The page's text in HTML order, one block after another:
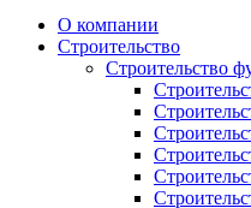
О компании
Строительство
Строительство